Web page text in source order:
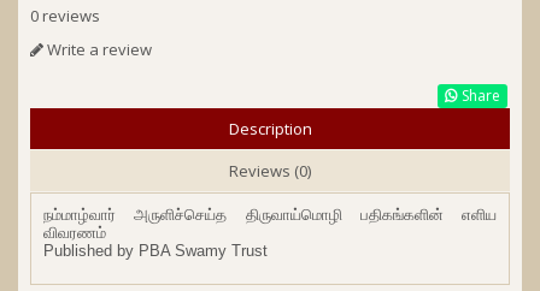
0 reviews
Write a review
Share
Description
Reviews (0)
நம்மாழ்வார் அருளிச்செய்த திருவாய்மொழி பதிகங்களின்
எளிய
விவரணம்
Published by PBA Swamy Trust